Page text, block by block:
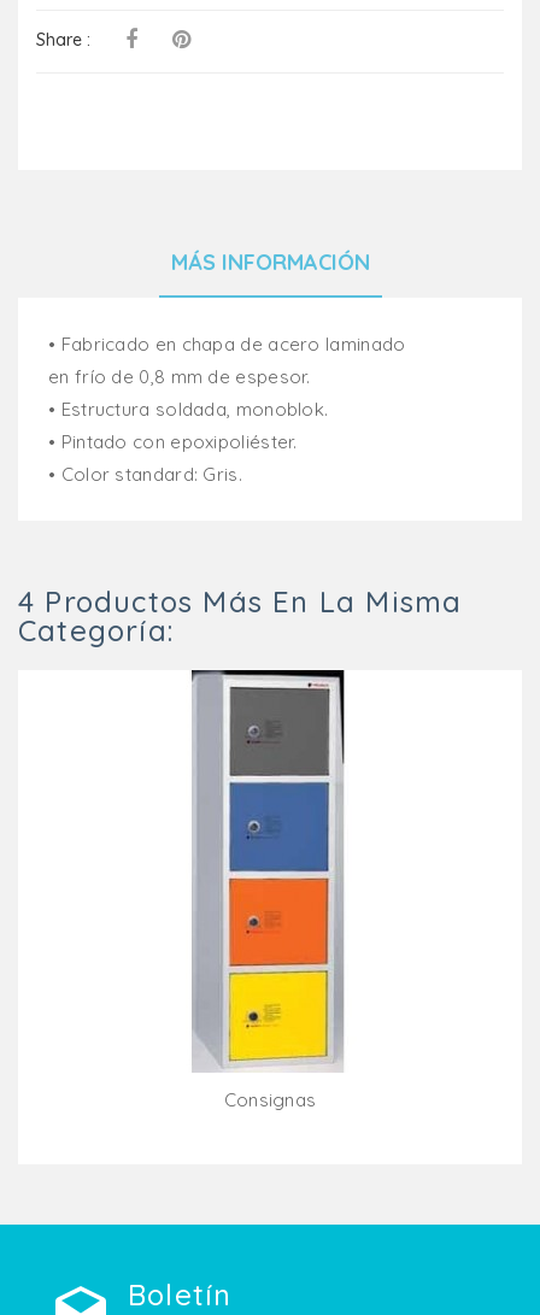
Share :
MÁS INFORMACIÓN
• Fabricado en chapa de acero laminado
en frío de 0,8 mm de espesor.
• Estructura soldada, monoblok.
• Pintado con epoxipoliéster.
• Color standard: Gris.
4 Productos Más En La Misma
Categoría:
Consignas
Boletín